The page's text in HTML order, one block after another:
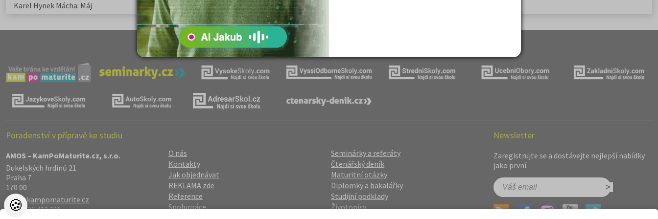
Karel Hynek Mácha: Máj
Karel Havlíček Borovský: Tyrolské
elegie
Romain Rolland: Petr a Lucie
Naše projekty
Poradenství v přípravě ke studiu
AMOS – KamPoMaturite.cz, s.r.o.
Dukelských hrdinů 21
Praha 7
170 00
info@kampomaturite.cz
+420 606 411 115
O nás
Kontakty
Jak objednávat
REKLAMA zde
Reference
Spolupráce
Seminárky a referáty
Čtenářský deník
Maturitní otázky
Diplomky a bakalářky
Studijní podklady
Životopisy
Newsletter
Zaregistrujte se a dostávejte nejlepší nabídky
jako první.
🍪